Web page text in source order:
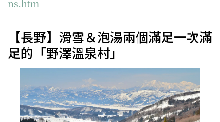
ns.htm
【長野】滑雪＆泡湯兩個滿足一次滿
足的「野澤溫泉村」